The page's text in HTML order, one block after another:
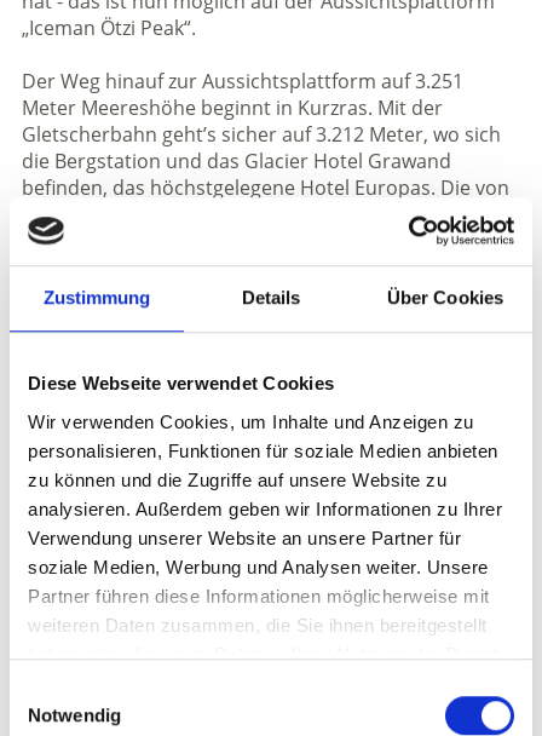
Zustimmung Details Über Cookies
Diese Webseite verwendet Cookies
Wir verwenden Cookies, um Inhalte und Anzeigen zu
personalisieren, Funktionen für soziale Medien anbieten
zu können und die Zugriffe auf unsere Website zu
analysieren. Außerdem geben wir Informationen zu Ihrer
Verwendung unserer Website an unsere Partner für
soziale Medien, Werbung und Analysen weiter. Unsere
Partner führen diese Informationen möglicherweise mit
weiteren Daten zusammen, die Sie ihnen bereitgestellt
haben oder die sie im Rahmen Ihrer Nutzung der Dienste
Notwendig
„Iceman Ötzi Peak“.
Der Weg hinauf zur Aussichtsplattform auf 3.251
Meter Meereshöhe beginnt in Kurzras. Mit der
Gletscherbahn geht’s sicher auf 3.212 Meter, wo sich
die Bergstation und das Glacier Hotel Grawand
befinden, das höchstgelegene Hotel Europas. Die von
Südtiroler Technikern und Unternehmen entworfene
und errichtete Stahlkonstruktion ist sicher und
bequem über eine Treppe mit Handlauf in 10 Min.
von der Bergstation erreichbar.
Schneefeld des Similaun (3.606 m), an dessen Fuße
Gletscher-Mumie der Welt entdeckt wurde: Ötzi.
Zudem erhascht man einen Blick auf den
Hochjochferner und die Wasserscheide, die
gleichsam die Staatsgrenze zwischen Österreich und
Italien bildet: einmal fließt das Wasser von hier oben
ins Schwarze Meer, einmal in die Adria.
Auch der Pfad der Transhumanz ist von der
Plattform aus zu sehen. Diese Jahrhunderte alte
Tradition zählt seit 2019 zum immateriellen
Kulturerbe der UNESCO. Weitere Informationen
erhalten Sie bei der Schnalstaler Gletscherbahn.